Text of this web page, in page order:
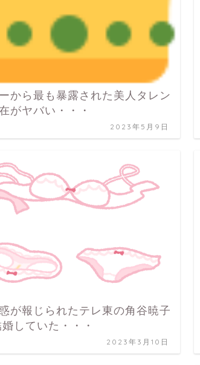
から最も暴露された美人タレン
がヤバい・・・
2023年5月9日
が報じられたテレ東の角谷暁子
していた・・・
2023年3月10日